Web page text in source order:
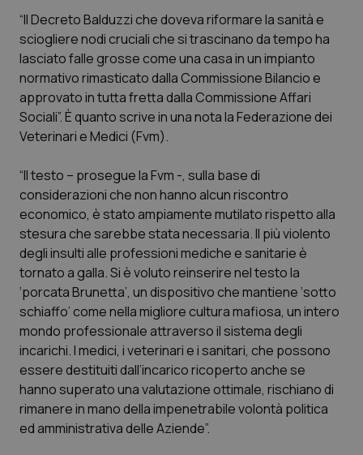
Scienza e Farmaci
Studi e Analisi
Lettere al direttore
QS Pro
Professionisti Sanitari.AI
Abruzzo
Basilicata
Calabria
Campania
QS Pro Gold
Artrite & artrosi
Asma & BPCO
Car-T
QS Club Newsletter
“Il Decreto Balduzzi che doveva riformare la sanità e
sciogliere nodi cruciali che si trascinano da tempo ha
lasciato falle grosse come una casa in un impianto
normativo rimasticato dalla Commissione Bilancio e
approvato in tutta fretta dalla Commissione Affari
Sociali”. È quanto scrive in una nota la Federazione dei
Veterinari e Medici (Fvm).
“Il testo – prosegue la Fvm -, sulla base di
considerazioni che non hanno alcun riscontro
economico, è stato ampiamente mutilato rispetto alla
stesura che sarebbe stata necessaria. Il più violento
degli insulti alle professioni mediche e sanitarie è
tornato a galla. Si è voluto reinserire nel testo la
‘porcata Brunetta’, un dispositivo che mantiene ‘sotto
schiaffo’ come nella migliore cultura mafiosa, un intero
mondo professionale attraverso il sistema degli
incarichi. I medici, i veterinari e i sanitari, che possono
essere destituiti dall’incarico ricoperto anche se
hanno superato una valutazione ottimale, rischiano di
rimanere in mano della impenetrabile volontà politica
ed amministrativa delle Aziende”.